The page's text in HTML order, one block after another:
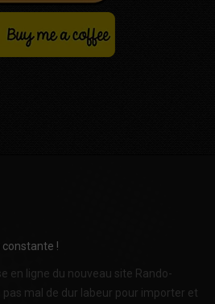
!
en ligne du nouveau site Rando-
pas mal de dur labeur pour importer et